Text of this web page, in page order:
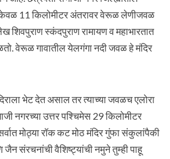
केवळ 11 किलोमीटर अंतरावर वेरूळ लेणीजवळ
शिवपुराण स्कंदपुराण रामायण व महाभारतात
वेरूळ गावातील येलगंगा नदी जवळ हे मंदिर
भेट देत असाल तर त्याच्या जवळच एलोरा
नगरच्या उत्तर पश्चिमेस 29 किलोमीटर
मोठ्या रॉक कट मोठ मंदिर गुंफा संकुलांपैकी
संरचनांची वैशिष्ट्यांची नमुने तुम्ही पाहू